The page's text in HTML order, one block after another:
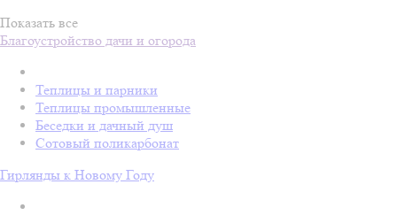
Показать все
Благоустройство дачи и огорода
Теплицы и парники
Теплицы промышленные
Беседки и дачный душ
Сотовый поликарбонат
Гирлянды к Новому Году